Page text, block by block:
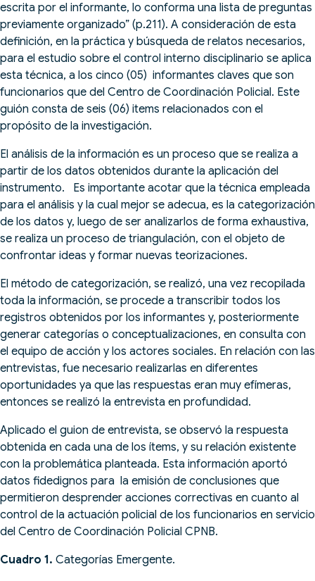
escrita por el informante, lo conforma una lista de preguntas
previamente organizado” (p.211). A consideración de esta
definición, en la práctica y búsqueda de relatos necesarios,
para el estudio sobre el control interno disciplinario se aplica
esta técnica, a los cinco (05) informantes claves que son
funcionarios que del Centro de Coordinación Policial. Este
guión consta de seis (06) items relacionados con el
propósito de la investigación.
El análisis de la información es un proceso que se realiza a
partir de los datos obtenidos durante la aplicación del
instrumento. Es importante acotar que la técnica empleada
para el análisis y la cual mejor se adecua, es la categorización
de los datos y, luego de ser analizarlos de forma exhaustiva,
se realiza un proceso de triangulación, con el objeto de
confrontar ideas y formar nuevas teorizaciones.
El método de categorización, se realizó, una vez recopilada
toda la información, se procede a transcribir todos los
registros obtenidos por los informantes y, posteriormente
generar categorías o conceptualizaciones, en consulta con
el equipo de acción y los actores sociales. En relación con las
entrevistas, fue necesario realizarlas en diferentes
oportunidades ya que las respuestas eran muy efímeras,
entonces se realizó la entrevista en profundidad.
Aplicado el guion de entrevista, se observó la respuesta
obtenida en cada una de los ítems, y su relación existente
con la problemática planteada. Esta información aportó
datos fidedignos para la emisión de conclusiones que
permitieron desprender acciones correctivas en cuanto al
control de la actuación policial de los funcionarios en servicio
del Centro de Coordinación Policial CPNB.
Cuadro 1. Categorías Emergente.